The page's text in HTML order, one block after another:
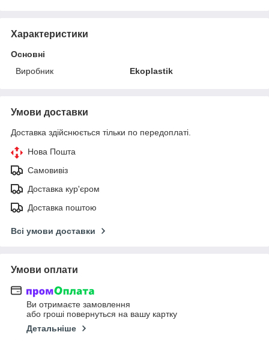
Характеристики
Основні
Виробник
Ekoplastik
Умови доставки
Доставка здійснюється тільки по передоплаті.
Нова Пошта
Самовивіз
Доставка кур'єром
Доставка поштою
Всі умови доставки
Умови оплати
Ви отримаєте замовлення
або гроші повернуться на вашу картку
Детальніше